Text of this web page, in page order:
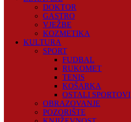
DOKTOR
GASTRO
VJEŽBE
KOZMETIKA
KULTURA
SPORT
FUDBAL
RUKOMET
TENIS
KOŠARKA
OSTALI SPORTOVI
OBRAZOVANJE
POZORIŠTE